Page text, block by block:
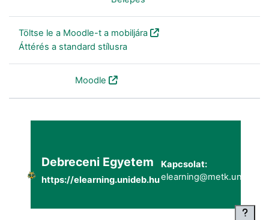
Töltse le a Moodle-t a mobiljára
Áttérés a standard stílusra
Moodle
Debreceni Egyetem
https://elearning.unideb.hu
Kapcsolat: